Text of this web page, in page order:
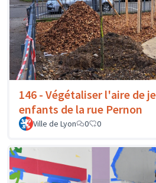
146 - Végétaliser l'aire de
enfants de la rue Pernon
Ville de Lyon 0 0